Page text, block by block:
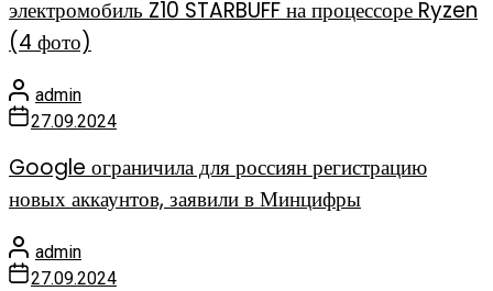
электромобиль Z10 STARBUFF на процессоре Ryzen
(4 фото)
admin
27.09.2024
Google ограничила для россиян регистрацию
новых аккаунтов, заявили в Минцифры
admin
27.09.2024